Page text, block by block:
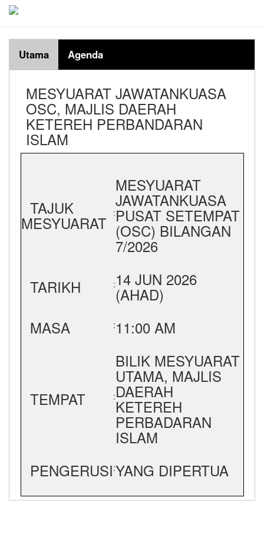
Utama Agenda
MESYUARAT JAWATANKUASA
OSC, MAJLIS DAERAH
KETEREH PERBANDARAN
ISLAM
TAJUK
MESYUARAT :
MESYUARAT
JAWATANKUASA
PUSAT SETEMPAT
(OSC) BILANGAN
7/2026
TARIKH
:14 JUN 2026
(AHAD)
MASA
:11:00 AM
TEMPAT :
BILIK MESYUARAT
UTAMA, MAJLIS
DAERAH
KETEREH
PERBADARAN
ISLAM
PENGERUSI:YANG DIPERTUA